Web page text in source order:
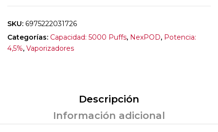
SKU: 6975222031726
Categorías: Capacidad: 5000 Puffs, NexPOD, Potencia:
4,5%, Vaporizadores
Descripción
Información adicional